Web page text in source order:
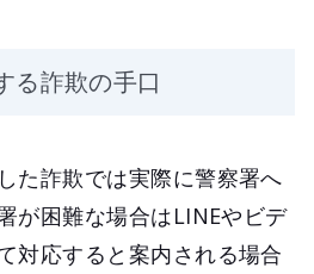
る詐欺の手口
た詐欺では実際に警察署へ
が困難な場合はLINEやビデ
対応すると案内される場合